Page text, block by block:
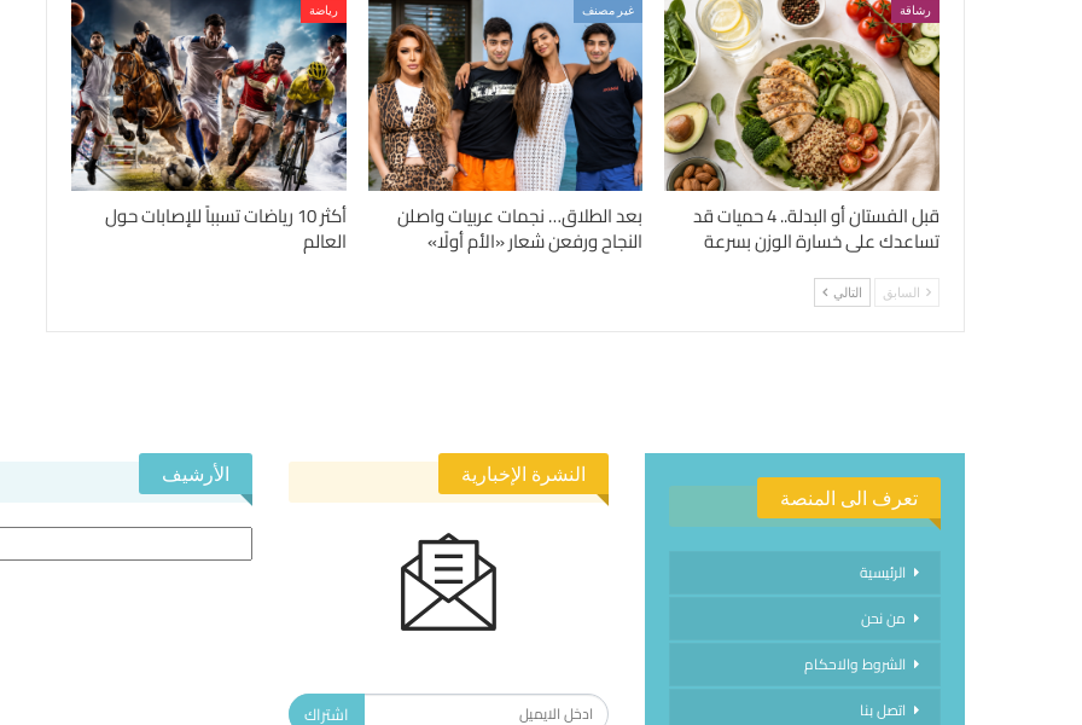
رشاقة
قبل الفستان أو البدلة.. 4 حميات قد
تساعدك على خسارة الوزن بسرعة
غير مصنف
بعد الطلاق… نجمات عربيات واصلن
النجاح ورفعن شعار «الأم أولًا»
رياضة
أكثر 10 رياضات تسبباً للإصابات حول
العالم
السابق التالي
تعرف الى المنصة
الرئيسية
من نحن
الشروط والاحكام
اتصل بنا
النشرة الإخبارية
اشتراك
الأرشيف